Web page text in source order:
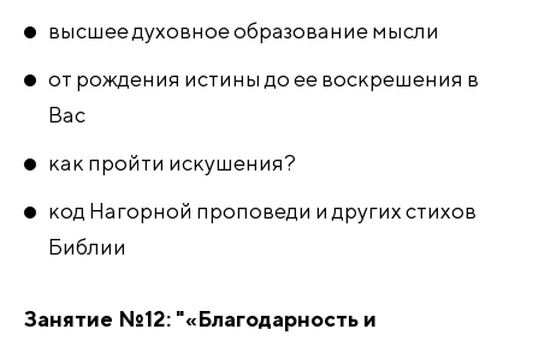
высшее духовное образование мысли
от рождения истины до ее воскрешения в
Вас
как пройти искушения?
код Нагорной проповеди и других стихов
Библии
Занятие №12: "«Благодарность и